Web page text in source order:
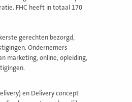
FHC heeft in totaal 170
gerechten bezorgd,
Ondernemers
marketing, online, opleiding,
en Delivery concept